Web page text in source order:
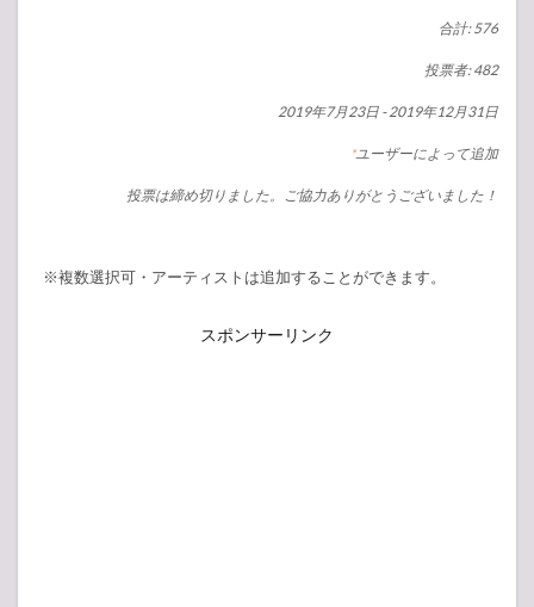
合計: 576
投票者: 482
2019年7月23日 -2019年12月31日
*ユーザーによって追加
投票は締め切りました。ご協力ありがとうございました！
※複数選択可・アーティストは追加することができます。
スポンサーリンク